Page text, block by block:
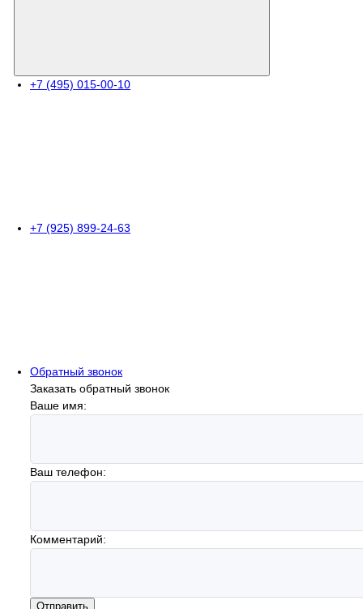
+7 (495) 015-00-10
+7 (925) 899-24-63
Обратный звонок
Заказать обратный звонок
Ваше имя:
Ваш телефон:
Комментарий:
Отправить